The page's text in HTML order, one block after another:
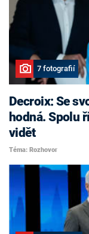
7 fotografií
Decroix: Se
hodná. Spolu
vidět
Téma: Rozhovor